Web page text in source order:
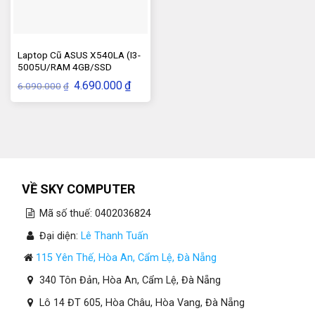
Laptop Cũ ASUS X540LA (I3-
5005U/RAM 4GB/SSD
120GB/VGA–HD)
6.090.000 ₫ Giá
gốc
là:
4.690.000₫Giá
hiện
tại
VỀ SKY COMPUTER
Mã số thuế: 0402036824
Đại diện: Lê Thanh Tuấn
115 Yên Thế, Hòa An, Cẩm Lệ, Đà Nẵng
340 Tôn Đản, Hòa An, Cẩm Lệ, Đà Nẵng
Lô 14 ĐT 605, Hòa Châu, Hòa Vang, Đà Nẵng